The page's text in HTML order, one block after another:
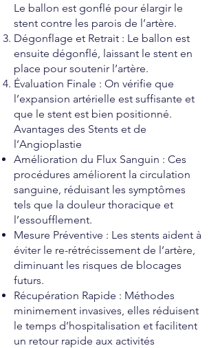
Le ballon est gonflé pour élargir le
stent contre les parois de l’artère.
Dégonflage et Retrait : Le ballon est
ensuite dégonflé, laissant le stent en
place pour soutenir l’artère.
Évaluation Finale : On vérifie que
l’expansion artérielle est suffisante et
que le stent est bien positionné.
Avantages des Stents et de
l’Angioplastie
Amélioration du Flux Sanguin : Ces
procédures améliorent la circulation
sanguine, réduisant les symptômes
tels que la douleur thoracique et
l’essoufflement.
Mesure Préventive : Les stents aident à
éviter le re-rétrécissement de l’artère,
diminuant les risques de blocages
futurs.
Récupération Rapide : Méthodes
minimement invasives, elles réduisent
le temps d’hospitalisation et facilitent
un retour rapide aux activités